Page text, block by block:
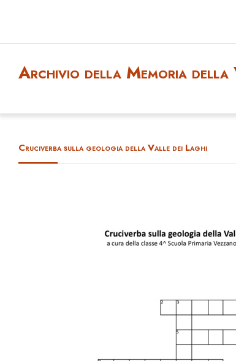
Archivio della Memoria della
Cruciverba sulla geologia della Valle dei Laghi